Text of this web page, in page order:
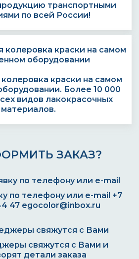
транспортными
по всей России!
краски на самом
Более 10 000
видов лакокрасочных
материалов.
ЗАКАЗ?
по телефону или e-mail +7
47 egocolor@inbox.ru
свяжутся с Вами и
детали заказа